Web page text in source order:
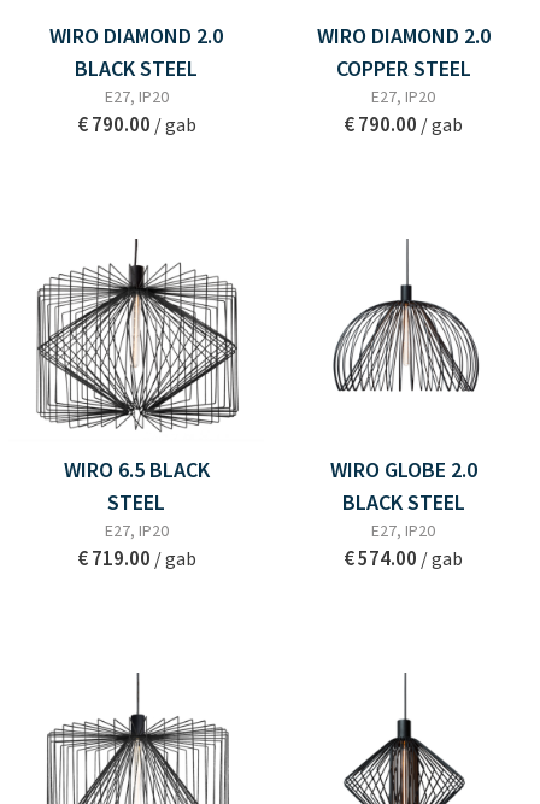
WIRO DIAMOND 2.0
BLACK STEEL
E27, IP20
€ 790.00 / gab
WIRO DIAMOND 2.0
COPPER STEEL
E27, IP20
€ 790.00 / gab
WIRO 6.5 BLACK
STEEL
E27, IP20
€ 719.00 / gab
WIRO GLOBE 2.0
BLACK STEEL
E27, IP20
€ 574.00 / gab